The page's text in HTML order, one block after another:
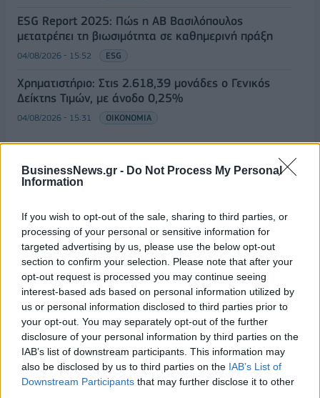
BusinessNews.gr - Do Not Process My Personal
Information
If you wish to opt-out of the sale, sharing to third parties, or
processing of your personal or sensitive information for
targeted advertising by us, please use the below opt-out
section to confirm your selection. Please note that after your
opt-out request is processed you may continue seeing
interest-based ads based on personal information utilized by
us or personal information disclosed to third parties prior to
your opt-out. You may separately opt-out of the further
disclosure of your personal information by third parties on the
IAB’s list of downstream participants. This information may
also be disclosed by us to third parties on the IAB’s List of
Downstream Participants that may further disclose it to other
ESG Report 2025: Πώς η ΑΒ Βασιλόπουλος
μετατρέπει τη βιωσιμότητα σε καθημερινή πράξη
04/08/2026 - 15:52 ESG
Χρηματιστήριο: Στις 2.618,39 μονάδες ο Γενικός
Δείκτης Τιμών, με άνοδο 0,25%
04/08/2026 - 15:31 ΟΙΚΟΝΟΜΙΑ
ΔΗΜΟΦΙΛΗ
H ΟΛΠ προετοιμάζει το έδαφος για εξαγορές και
επέκταση πέρα από τον λιμάνι του Πειραιά